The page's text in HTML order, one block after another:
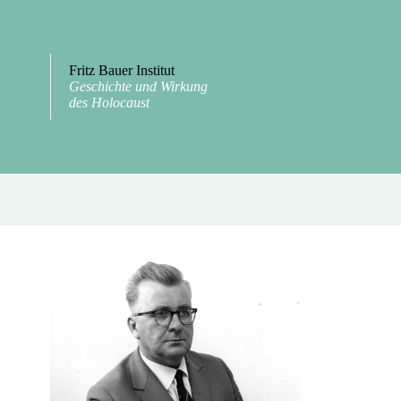
Fritz Bauer Institut
Geschichte und Wirkung
des Holocaust